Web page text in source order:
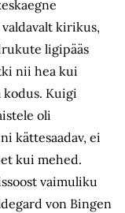
kirikus,
ligipääs
nii hea kui
Kuigi
oli
kättesaadav, ei
kui mehed.
vaimuliku
von Bingen